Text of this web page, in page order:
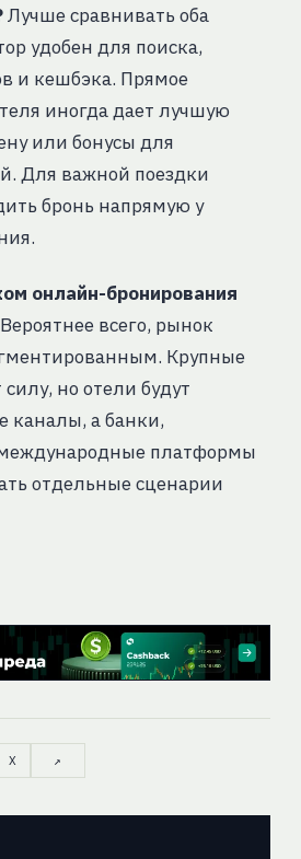
Лучше сравнивать оба
удобен для поиска,
и кешбэка. Прямое
иногда дает лучшую
или бонусы для
Для важной поездки
бронь напрямую у
онлайн-бронирования
всего, рынок
Крупные
но отели будут
каналы, а банки,
платформы
отдельные сценарии
X ↗